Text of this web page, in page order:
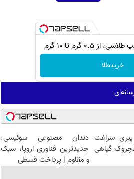
۰.۵ گرم تا ۱۰ گرم
خریدطلا
سراغت
گیاهی
دندان مصنوعی سوئیسی:
جدیدترین فناوری اروپا، سبک
و مقاوم | پرداخت قسطی